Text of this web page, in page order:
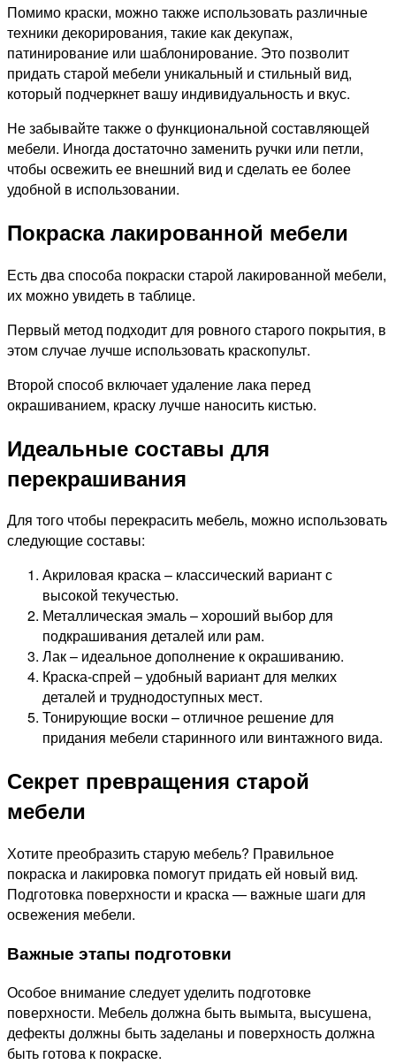
Помимо краски, можно также использовать различные
техники декорирования, такие как декупаж,
патинирование или шаблонирование. Это позволит
придать старой мебели уникальный и стильный вид,
который подчеркнет вашу индивидуальность и вкус.
Не забывайте также о функциональной составляющей
мебели. Иногда достаточно заменить ручки или петли,
чтобы освежить ее внешний вид и сделать ее более
удобной в использовании.
Покраска лакированной мебели
Есть два способа покраски старой лакированной мебели,
их можно увидеть в таблице.
Первый метод подходит для ровного старого покрытия, в
этом случае лучше использовать краскопульт.
Второй способ включает удаление лака перед
окрашиванием, краску лучше наносить кистью.
Идеальные составы для
перекрашивания
Для того чтобы перекрасить мебель, можно использовать
следующие составы:
Акриловая краска – классический вариант с
высокой текучестью.
Металлическая эмаль – хороший выбор для
подкрашивания деталей или рам.
Лак – идеальное дополнение к окрашиванию.
Краска-спрей – удобный вариант для мелких
деталей и труднодоступных мест.
Тонирующие воски – отличное решение для
придания мебели старинного или винтажного вида.
Секрет превращения старой
мебели
Хотите преобразить старую мебель? Правильное
покраска и лакировка помогут придать ей новый вид.
Подготовка поверхности и краска — важные шаги для
освежения мебели.
Важные этапы подготовки
Особое внимание следует уделить подготовке
поверхности. Мебель должна быть вымыта, высушена,
дефекты должны быть заделаны и поверхность должна
быть готова к покраске.